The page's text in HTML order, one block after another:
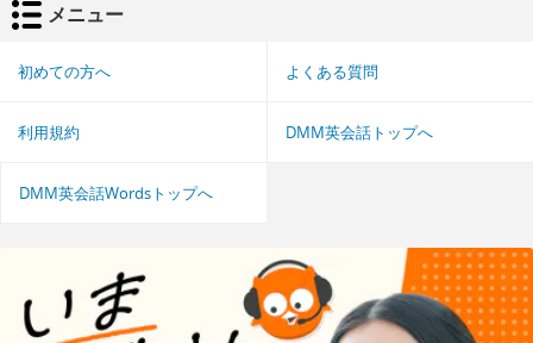
メニュー
初めての方へ よくある質問
利用規約 DMM英会話トップへ
DMM英会話Wordsトップへ